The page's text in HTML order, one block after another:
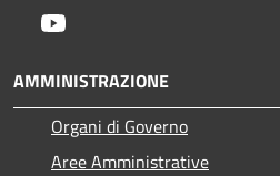
AMMINISTRAZIONE
Organi di Governo
Aree Amministrative